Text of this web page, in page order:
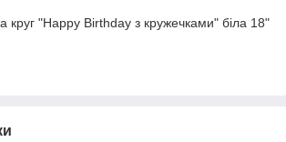
круг "Happy Birthday з кружечками" біла 18"